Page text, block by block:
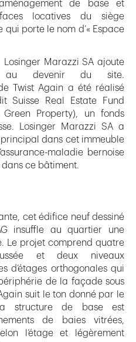
de base et
locatives du siège
porte le nom d’« Espace
Marazzi SA ajoute
au devenir du site.
Twist Again a été réalisé
Suisse Real Estate Fund
Property), un fonds
Losinger Marazzi SA a
dans cet immeuble
maladie bernoise
dans ce bâtiment.
cet édifice neuf dessiné
insuffle au quartier une
Le projet comprend quatre
et deux niveaux
d’étages orthogonales qui
de la façade sous
suit le ton donné par le
structure de base est
de baies vitrées,
l’étage et légèrement